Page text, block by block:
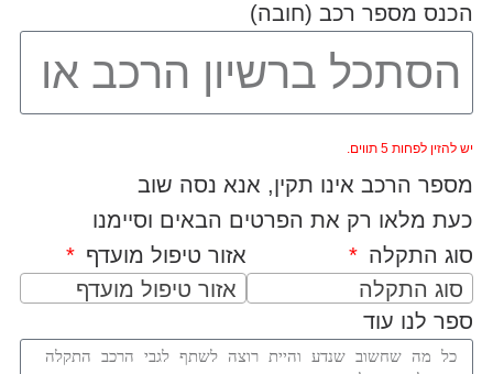
הכנס מספר רכב (חובה)
יש להזין לפחות 5 תווים.
מספר הרכב אינו תקין, אנא נסה שוב
כעת מלאו רק את הפרטים הבאים וסיימנו
סוג התקלה
סוג התקלה
אזור טיפול מועדף
אזור טיפול מועדף
ספר לנו עוד